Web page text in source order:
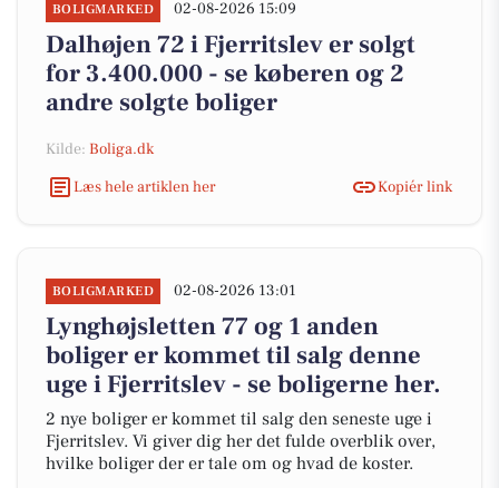
BOLIGMARKED 02-08-2026 15:09
Dalhøjen 72 i Fjerritslev er solgt
for 3.400.000 - se køberen og 2
andre solgte boliger
Kilde: Boliga.dk
Læs hele artiklen her
Kopiér link
BOLIGMARKED 02-08-2026 13:01
Lynghøjsletten 77 og 1 anden
boliger er kommet til salg denne
uge i Fjerritslev - se boligerne her.
2 nye boliger er kommet til salg den seneste uge i
Fjerritslev. Vi giver dig her det fulde overblik over,
hvilke boliger der er tale om og hvad de koster.